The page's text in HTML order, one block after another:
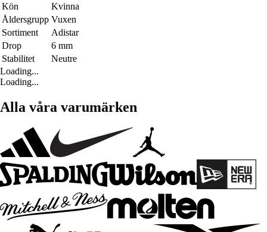
Kön
Kvinna
Åldersgrupp Vuxen
Sortiment
Adistar
Drop
6 mm
Stabilitet
Neutre
Loading...
Loading...
Alla våra varumärken